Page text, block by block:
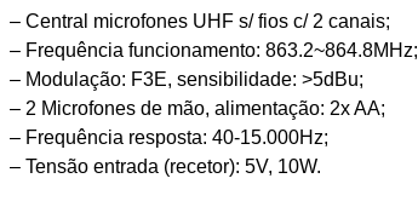
– Central microfones UHF s/ fios c/ 2 canais;
– Frequência funcionamento: 863.2~864.8MHz;
– Modulação: F3E, sensibilidade: >5dBu;
– 2 Microfones de mão, alimentação: 2x AA;
– Frequência resposta: 40-15.000Hz;
– Tensão entrada (recetor): 5V, 10W.